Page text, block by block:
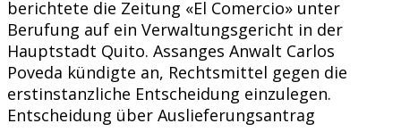
berichtete die Zeitung «El Comercio» unter
Berufung auf ein Verwaltungsgericht in der
Hauptstadt Quito. Assanges Anwalt Carlos
Poveda kündigte an, Rechtsmittel gegen die
erstinstanzliche Entscheidung einzulegen.
Entscheidung über Auslieferungsantrag